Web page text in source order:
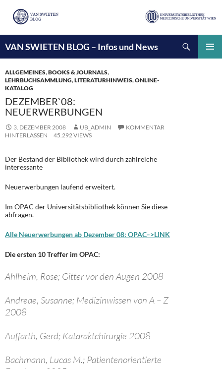
VAN SWIETEN BLOG – Infos und News
INHALT
SPRINGEN
ALLGEMEINES,BOOKS & JOURNALS,
LEHRBUCHSAMMLUNG,LITERATURHINWEIS,ONLINE-
KATALOG
DEZEMBER`08:
NEUERWERBUNGEN
3. DEZEMBER 2008 UB_ADMIN
KOMMENTAR
HINTERLASSEN
45.292 VIEWS
Der Bestand der Bibliothek wird durch zahlreiche
interessante
Neuerwerbungen laufend erweitert.
Im OPAC der Universitätsbibliothek können Sie diese
abfragen.
Alle Neuerwerbungen ab Dezember 08: OPAC–>LINK
Die ersten 10 Treffer im OPAC:
Ahlheim, Rose; Gitter vor den Augen 2008
Andreae, Susanne; Medizinwissen von A – Z
2008
Auffarth, Gerd; Kataraktchirurgie 2008
Bachmann, Lucas M.; Patientenorientierte